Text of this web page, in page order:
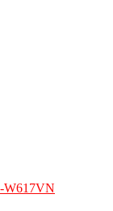
W617VN